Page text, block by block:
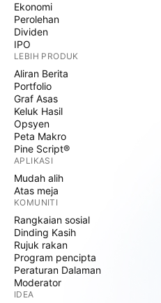
Ekonomi
Perolehan
Dividen
IPO
LEBIH PRODUK
Aliran Berita
Portfolio
Graf Asas
Keluk Hasil
Opsyen
Peta Makro
Pine Script®
APLIKASI
Mudah alih
Atas meja
KOMUNITI
Rangkaian sosial
Dinding Kasih
Rujuk rakan
Program pencipta
Peraturan Dalaman
Moderator
IDEA